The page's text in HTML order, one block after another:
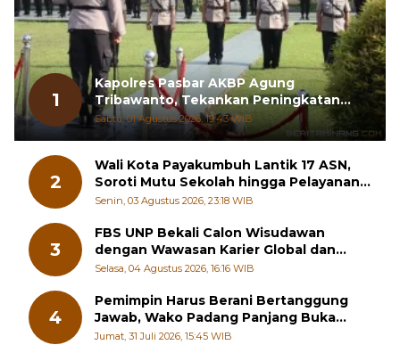
1
Kapolres Pasbar AKBP Agung
Tribawanto, Tekankan Peningkatan
Pelayanan dan Sinergi dengan
Masyarakat
Sabtu, 01 Agustus 2026, 19:43 WIB
2
Wali Kota Payakumbuh Lantik 17 ASN,
Soroti Mutu Sekolah hingga Pelayanan
RSUD
Senin, 03 Agustus 2026, 23:18 WIB
3
FBS UNP Bekali Calon Wisudawan
dengan Wawasan Karier Global dan
Kewirausahaan Kreatif
Selasa, 04 Agustus 2026, 16:16 WIB
4
Pemimpin Harus Berani Bertanggung
Jawab, Wako Padang Panjang Buka
Pelatihan Kepemimpinan Pelajar
Jumat, 31 Juli 2026, 15:45 WIB